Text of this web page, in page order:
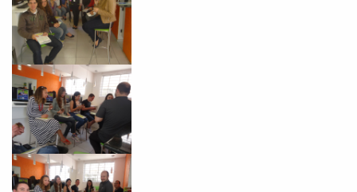
Preencha com seus dados abaixo e
já vamos te colocar em contato